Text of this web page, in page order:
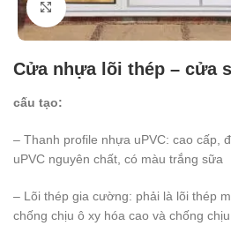
Click to enlarge
Cửa nhựa lõi thép – cửa
cấu tạo:
– Thanh profile nhựa uPVC: cao cấp,
uPVC nguyên chất, có màu trắng sữa
– Lõi thép gia cường: phải là lõi thép
chống chịu ô xy hóa cao và chống